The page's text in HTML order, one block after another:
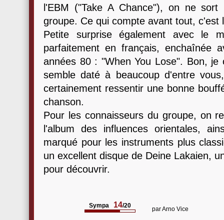
l'EBM ("Take A Chance"), on ne
groupe. Ce qui compte avant tout, c'est
Petite surprise également avec le
parfaitement en français, enchaînée
années 80 : "When You Lose". Bon,
semble daté à beaucoup d'entre
certainement ressentir une bonne
chanson.
Pour les connaisseurs du groupe, on
l'album des influences orientales,
marqué pour les instruments plus
un excellent disque de Deine Lakaien,
pour découvrir.
Sympa 14/20 parArno Vice